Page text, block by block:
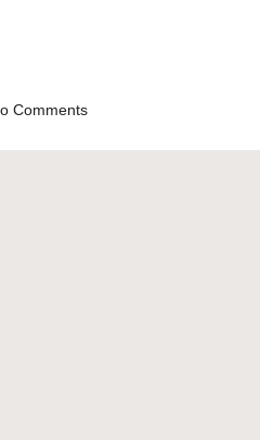
Comments